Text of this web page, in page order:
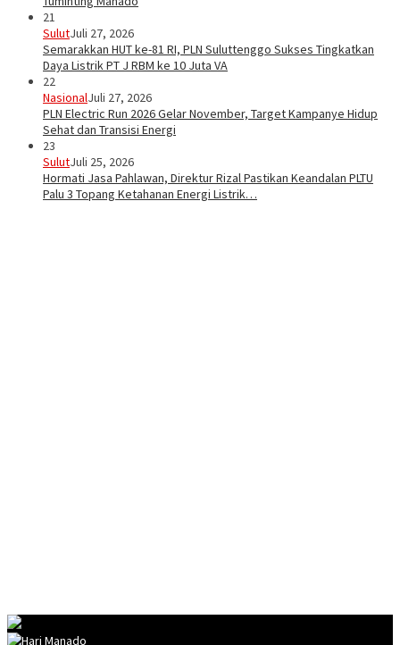
21
SulutJuli 27, 2026
Semarakkan HUT ke-81 RI, PLN Suluttenggo Sukses Tingkatkan
Daya Listrik PT J RBM ke 10 Juta VA
22
NasionalJuli 27, 2026
PLN Electric Run 2026 Gelar November, Target Kampanye Hidup
Sehat dan Transisi Energi
23
SulutJuli 25, 2026
Hormati Jasa Pahlawan, Direktur Rizal Pastikan Keandalan PLTU
Palu 3 Topang Ketahanan Energi Listrik…